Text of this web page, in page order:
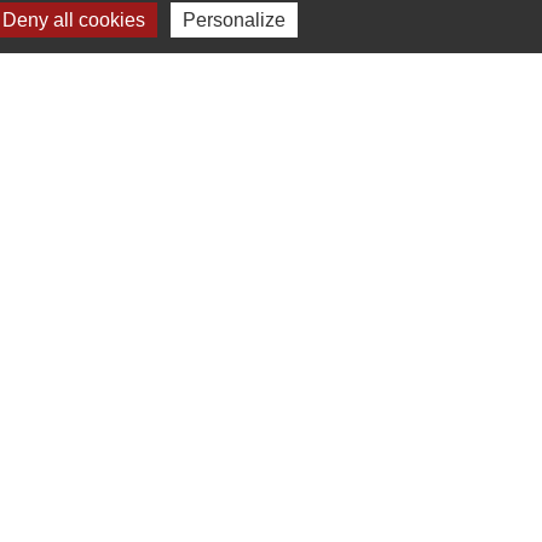
Deny all cookies Personalize